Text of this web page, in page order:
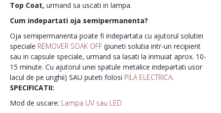
Top Coat, urmand sa uscati in lampa.
Cum indepartati oja semipermanenta?
Oja semipermanenta poate fi indepartata cu ajutorul solutiei
speciale REMOVER SOAK OFF (puneti solutia intr-un recipient
sau in capsule speciale, urmand sa lasati la inmuiat aprox. 10-
15 minute. Cu ajutorul unei spatule metalice indepartati usor
lacul de pe unghii) SAU puteti folosi PILA ELECTRICA.
SPECIFICATII:
Mod de uscare: Lampa UV sau LED